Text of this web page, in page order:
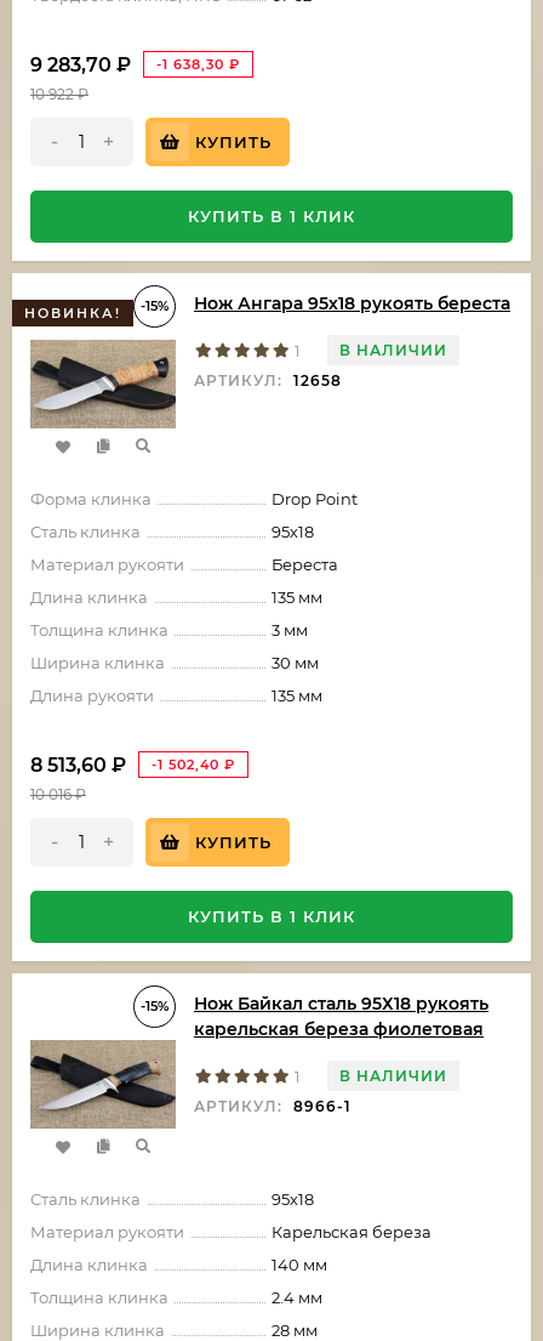
9 283,70 ₽ -1 638,30 ₽
10 922₽
- + КУПИТЬ
КУПИТЬ В 1 КЛИК
НОВИНКА! -15% Нож Ангара 95х18 рукоять береста
1
В НАЛИЧИИ
АРТИКУЛ:
12658
Форма клинка
Drop Point
Сталь клинка
95х18
Материал рукояти
Береста
Длина клинка
135 мм
Толщина клинка
3 мм
Ширина клинка
30 мм
Длина рукояти
135 мм
8 513,60 ₽ -1 502,40 ₽
10 016₽
- + КУПИТЬ
КУПИТЬ В 1 КЛИК
-15%
Нож Байкал сталь 95Х18 рукоять
карельская береза фиолетовая
1
В НАЛИЧИИ
АРТИКУЛ:
8966-1
Сталь клинка
95х18
Материал рукояти
Карельская береза
Длина клинка
140 мм
Толщина клинка
2.4 мм
Ширина клинка
28 мм